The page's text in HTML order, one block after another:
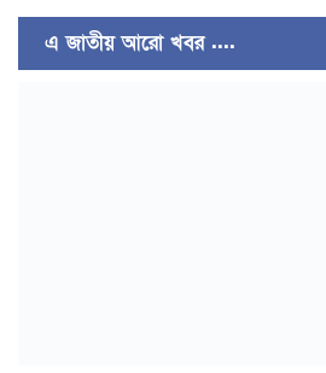
এ জাতীয় আরো খবর ....